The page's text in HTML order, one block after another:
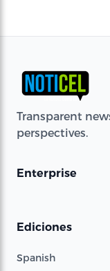
Transparent
perspectives.
Enterprise
Ediciones
Spanish